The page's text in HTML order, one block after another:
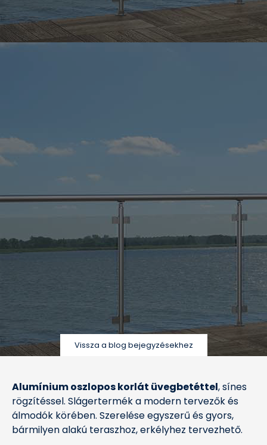
Vissza a blog bejegyzésekhez
Alumínium oszlopos korlát üvegbetéttel, sínes
rögzítéssel. Slágertermék a modern tervezők és
álmodók körében. Szerelése egyszerű és gyors,
bármilyen alakú teraszhoz, erkélyhez tervezhető.